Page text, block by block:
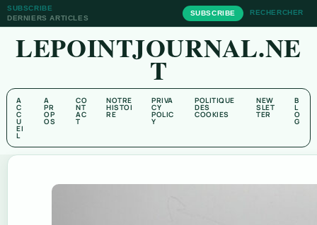
SUBSCRIBE
DERNIERS ARTICLES
SUBSCRIBE RECHERCHER
LEPOINTJOURNAL.NE
T
A
C
C
U
EI
L
A
PR
OP
OS
CO
NT
AC
T
NOTRE
HISTOI
RE
PRIVA
CY
POLIC
Y
POLITIQUE
DES
COOKIES
NEW
SLET
TER
B
L
O
G